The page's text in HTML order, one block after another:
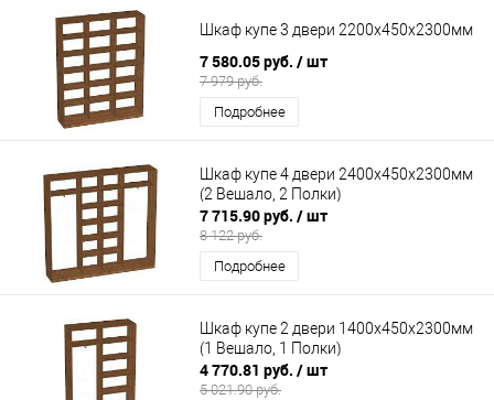
Шкаф купе 3 двери 2200х450х2300мм
7 580.05 руб. / шт
7 979 руб.
Подробнее
Шкаф купе 4 двери 2400х450х2300мм
(2 Вешало, 2 Полки)
7 715.90 руб. / шт
8 122 руб.
Подробнее
Шкаф купе 2 двери 1400х450х2300мм
(1 Вешало, 1 Полки)
4 770.81 руб. / шт
5 021.90 руб.